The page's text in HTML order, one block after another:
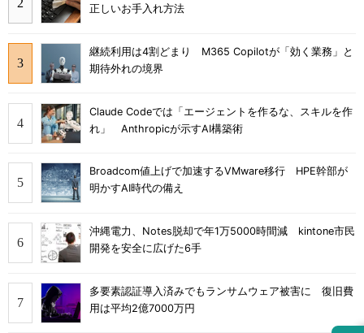
正しいお手入れ方法
継続利用は4割どまり M365 Copilotが「効く業務」と
期待外れの境界
Claude Codeでは「エージェントを作るな、スキルを作
れ」 Anthropicが示すAI構築術
Broadcom値上げで加速するVMware移行 HPE幹部が
明かすAI時代の備え
沖縄電力、Notes脱却で年1万5000時間減 kintone市民
開発を安全に広げた6手
多要素認証導入済みでもランサムウェア被害に 復旧費
用は平均2億7000万円